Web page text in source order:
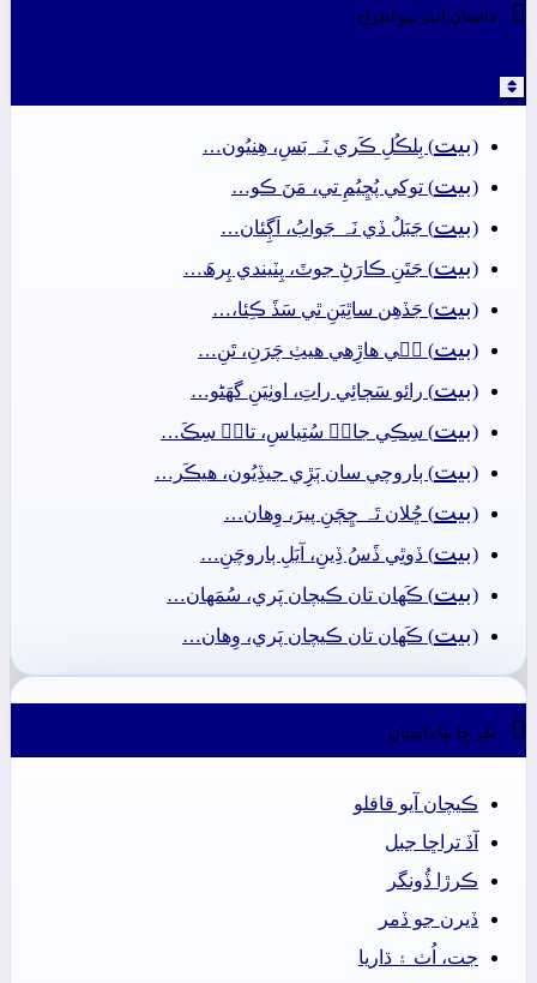
 داستان اندر ٻيو اندراج
(بيت) بِلڪُلِ ڪَري نَہ بَسِ، ھِنيُون…
(بيت) توکي پُڇِيُمِ تي، مَنَ ڪو…
(بيت) جَبَلُ ڏي نَہ جَوابُ، اَڳِئان…
(بيت) جَتَنِ ڪارَڻِ جوٽَ، پِٽيندي پِرھَ…
(بيت) جَڏھِن ساٿِيَنِ ٿي سَڏَ ڪِئا،…
(بيت) جٖي ھاڙِھي ھيٺِ چَرَنِ، تَنِ…
(بيت) رائو سَڄائِي راتِ، اوٺِيَنِ گهَڻو…
(بيت) سِڪِي جانۡ سُتِياسِ، تانۡ سِڪَ…
(بيت) ٻاروچي سان ٻَڙِي جيڏِيُون، ھيڪَر…
(بيت) ڇُلان تَہ ڇِڄَنِ پيرَ، وِھان…
(بيت) ڏوٿِي ڏَسُ ڏِينِ، آيَلِ ٻاروچَنِ…
(بيت) ڪَھان تان ڪيچان پَري، سُمَهان…
(بيت) ڪَھان تان ڪيچان پَري، وِھان…
 سُر جا ٻيا داستان
ڪيچان آيو قافلو
آڏ تراڇا جبل
ڪرڙا ڏُونگر
ڏيرن جو ڏمر
جت، اُٺ ۽ ڌاريا